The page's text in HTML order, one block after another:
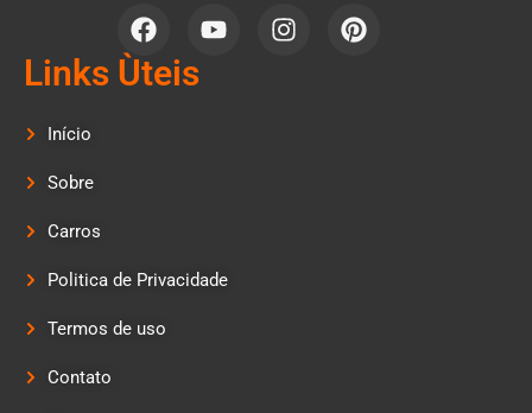
Links Ùteis
Início
Sobre
Carros
Politica de Privacidade
Termos de uso
Contato